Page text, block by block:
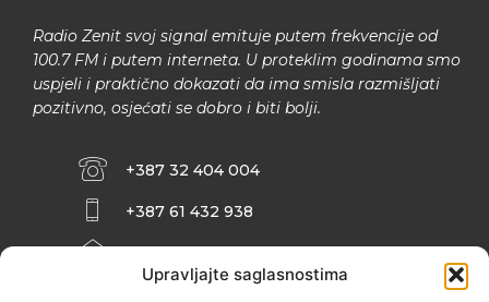
Upravljajte saglasnostima
Radio Zenit svoj signal emituje putem frekvencije od
100.7 FM i putem interneta. U proteklim godinama smo
uspjeli i praktično dokazati da ima smisla razmišljati
pozitivno, osjećati se dobro i biti bolji.
+387 32 404 004
+387 61 432 938
INFO@ZENIT.BA